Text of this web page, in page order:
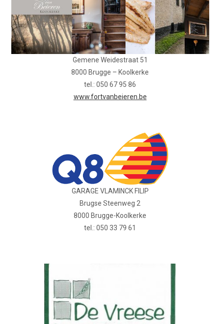
Gemene Weidestraat 51
8000 Brugge – Koolkerke
tel.: 050 67 95 86
www.fortvanbeieren.be
GARAGE VLAMINCK FILIP
Brugse Steenweg 2
8000 Brugge-Koolkerke
tel.: 050 33 79 61